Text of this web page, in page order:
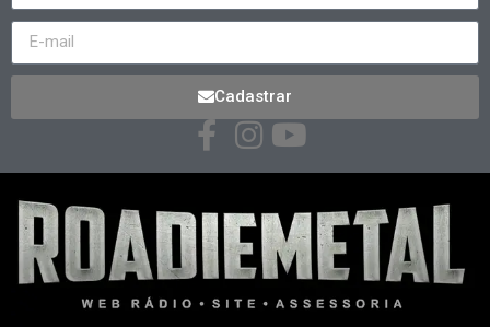
Cadastrar